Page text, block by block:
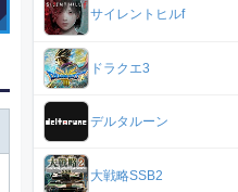
サイレントヒルf
ドラクエ3
デルタルーン
大戦略SSB2